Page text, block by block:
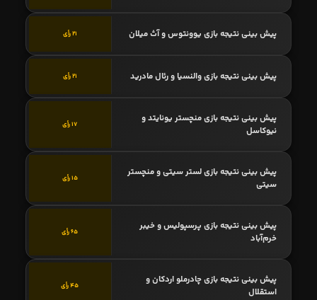
پیش بینی نتیجه بازی یوونتوس و آث میلان 21 رأی
پیش بینی نتیجه بازی والنسیا و رئال مادرید 21 رأی
پیش بینی نتیجه بازی منچستر یونایتد و
نیوکاسل
17 رأی
پیش بینی نتیجه بازی لستر سیتی و منچستر
سیتی
15 رأی
پیش بینی نتیجه بازی پرسپولیس و خیبر
خرم‌آباد
65 رأی
پیش بینی نتیجه بازی چادرملو اردکان و
استقلال
45 رأی